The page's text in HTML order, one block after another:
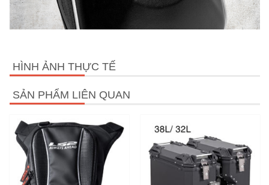
HÌNH ẢNH THỰC TẾ
SẢN PHẨM LIÊN QUAN